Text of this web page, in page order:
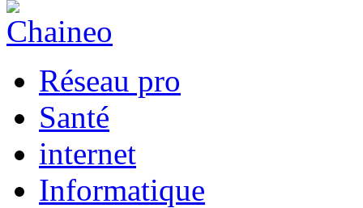
Réseau pro
Santé
internet
Informatique